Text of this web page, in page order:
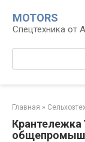
контенту
MOTORS
Спецтехника от
Главная »
Крантележка